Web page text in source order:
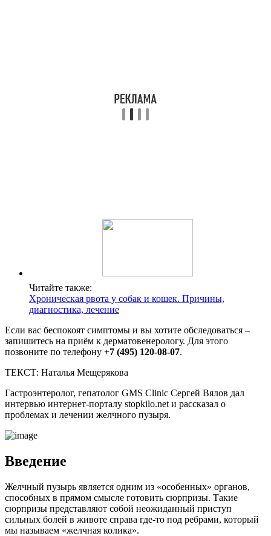
Читайте также:
Хроническая рвота у собак и кошек. Причины,
диагностика, лечение
Если вас беспокоят симптомы и вы хотите обследоваться –
запишитесь на приём к дерматовенерологу. Для этого
позвоните по телефону +7 (495) 120-08-07.
ТЕКСТ: Наталья Мещерякова
Гастроэнтеролог, гепатолог GMS Clinic Сергей Вялов дал
интервью интернет-порталу stopkilo.net и рассказал о
проблемах и лечении желчного пузыря.
Введение
Желчный пузырь является одним из «особенных» органов,
способных в прямом смысле готовить сюрпризы. Такие
сюрпризы представляют собой неожиданный приступ
сильных болей в животе справа где-то под ребрами, который
мы называем «желчная колика».